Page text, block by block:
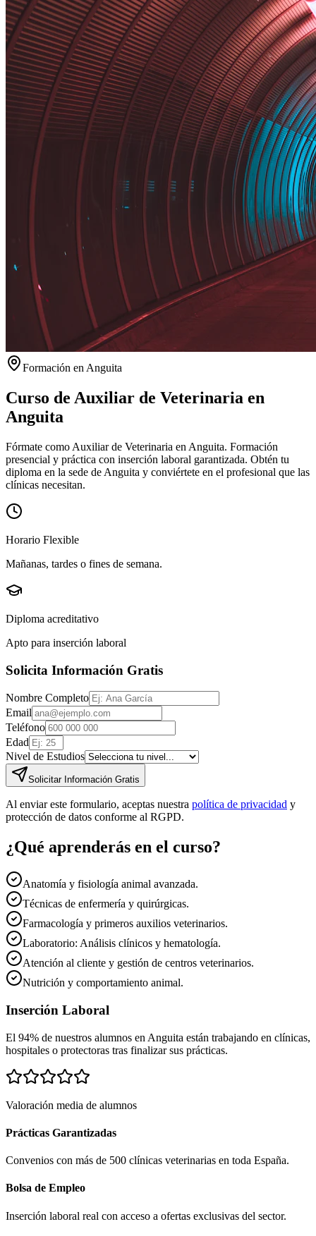
Formación en Anguita
Curso de Auxiliar de Veterinaria en
Anguita
Fórmate como Auxiliar de Veterinaria en Anguita. Formación
presencial y práctica con inserción laboral garantizada. Obtén tu
diploma en la sede de Anguita y conviértete en el profesional que las
clínicas necesitan.
Horario Flexible
Mañanas, tardes o fines de semana.
Diploma acreditativo
Apto para inserción laboral
Solicita Información Gratis
Nombre Completo
Email
Teléfono
Edad
Nivel de Estudios
Solicitar Información Gratis
Al enviar este formulario, aceptas nuestra política de privacidad y
protección de datos conforme al RGPD.
¿Qué aprenderás en el curso?
Anatomía y fisiología animal avanzada.
Técnicas de enfermería y quirúrgicas.
Farmacología y primeros auxilios veterinarios.
Laboratorio: Análisis clínicos y hematología.
Atención al cliente y gestión de centros veterinarios.
Nutrición y comportamiento animal.
Inserción Laboral
El 94% de nuestros alumnos en Anguita están trabajando en clínicas,
hospitales o protectoras tras finalizar sus prácticas.
Valoración media de alumnos
Prácticas Garantizadas
Convenios con más de 500 clínicas veterinarias en toda España.
Bolsa de Empleo
Inserción laboral real con acceso a ofertas exclusivas del sector.